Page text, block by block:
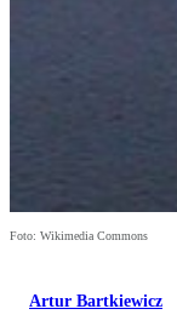
Foto: Wikimedia Commons
Artur Bartkiewicz